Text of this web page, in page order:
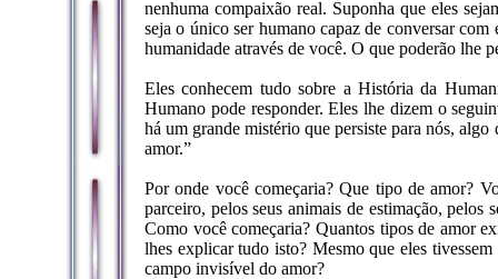
nenhuma compaixão real. Suponha que eles
seja o único ser humano capaz de conversar
humanidade através de você. O que poderão lhe
Eles conhecem tudo sobre a História da
Humano pode responder. Eles lhe dizem o
há um grande mistério que persiste para nós,
amor.”
Por onde você começaria? Que tipo de amor?
parceiro, pelos seus animais de estimação, pelos
Como você começaria? Quantos tipos de amor
lhes explicar tudo isto? Mesmo que eles
campo invisível do amor?